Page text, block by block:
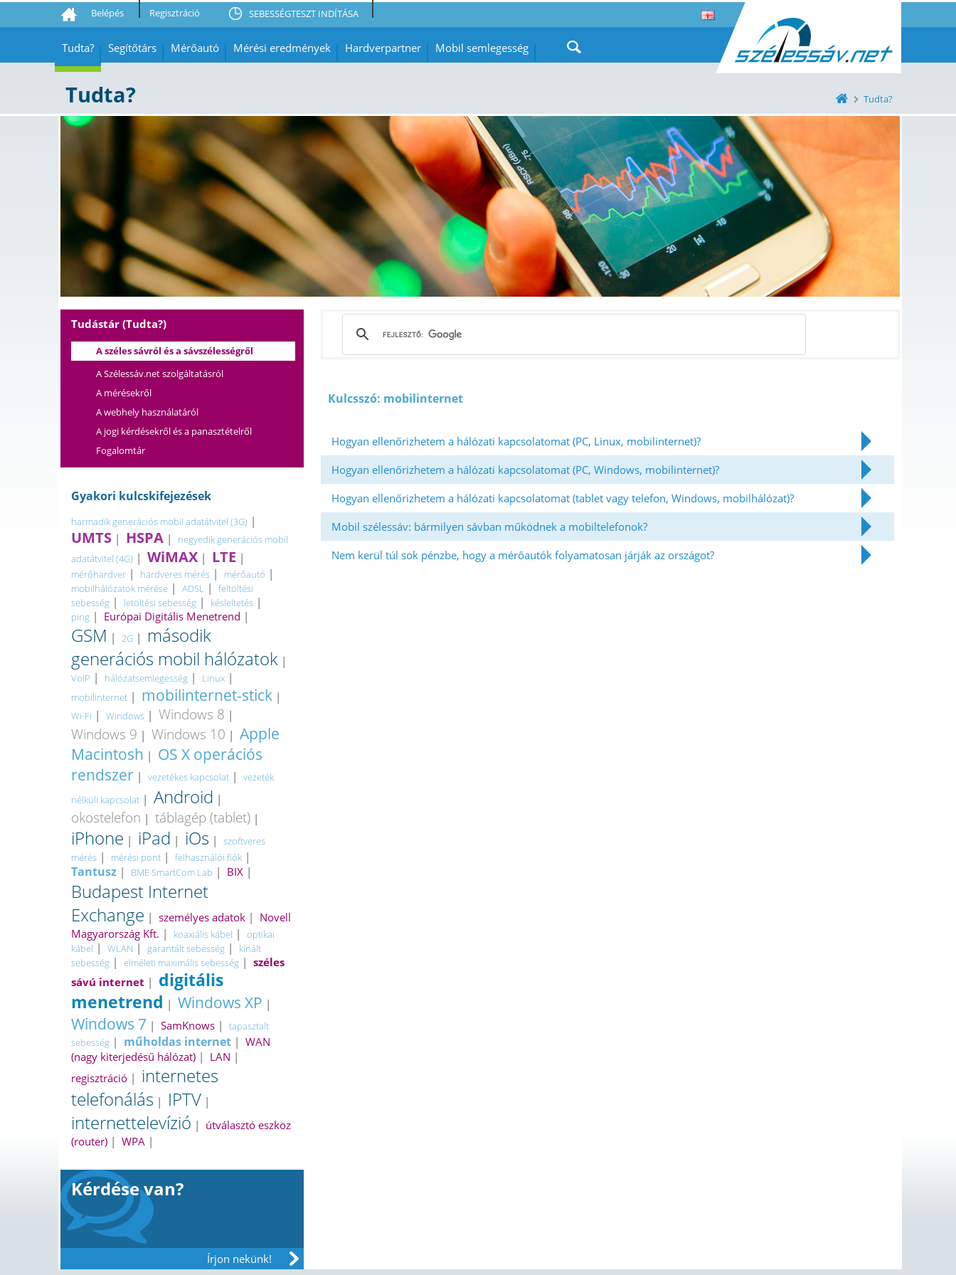
Belépés Regisztráció SEBESSÉGTESZT INDÍTÁSA
Tudta? Segítőtárs Mérőautó Mérési eredmények Hardverpartner Mobil semlegesség
Tudta? Tudta?
Tudástár (Tudta?)
A széles sávról és a sávszélességről
A Szélessáv.net szolgáltatásról
A mérésekről
A webhely használatáról
A jogi kérdésekről és a panasztételről
Fogalomtár
Gyakori kulcskifejezések
harmadik generációs mobil adatátvitel (3G) |
UMTS | HSPA |
negyedik generációs mobil
adatátvitel (4G) | WiMAX | LTE |
mérőhardver | hardveres mérés | mérőautó |
mobilhálózatok mérése | ADSL | feltöltési
sebesség | letöltési sebesség | késleltetés |
ping | Európai Digitális Menetrend |
GSM | 2G | második
generációs mobil hálózatok |
VoIP | hálózatsemlegesség | Linux |
mobilinternet | mobilinternet-stick |
Wi-Fi | Windows | Windows 8 |
Windows 9 | Windows 10 | Apple
Macintosh | OS X operációs
rendszer | vezetékes kapcsolat | vezeték
nélküli kapcsolat | Android |
okostelefon | táblagép (tablet) |
iPhone | iPad | iOs | szoftveres
mérés | mérési pont | felhasználói fiók |
Tantusz | BME SmartCom Lab | BIX |
Budapest Internet
Exchange | személyes adatok | Novell
Magyarország Kft. | koaxiális kábel | optikai
kábel | WLAN | garantált sebesség |
kínált
sebesség | elméleti maximális sebesség | széles
sávú internet | digitális
menetrend | Windows XP |
Windows 7 | SamKnows | tapasztalt
sebesség | műholdas internet | WAN
(nagy kiterjedésű hálózat) | LAN |
regisztráció | internetes
telefonálás | IPTV |
internettelevízió | útválasztó eszköz
(router) | WPA |
Kérdése van?
Írjon nekünk!
Kulcsszó: mobilinternet
Hogyan ellenőrizhetem a hálózati kapcsolatomat (PC, Linux, mobilinternet)?
Hogyan ellenőrizhetem a hálózati kapcsolatomat (PC, Windows, mobilinternet)?
Hogyan ellenőrizhetem a hálózati kapcsolatomat (tablet vagy telefon, Windows, mobilhálózat)?
Mobil szélessáv: bármilyen sávban működnek a mobiltelefonok?
Nem kerül túl sok pénzbe, hogy a mérőautók folyamatosan járják az országot?